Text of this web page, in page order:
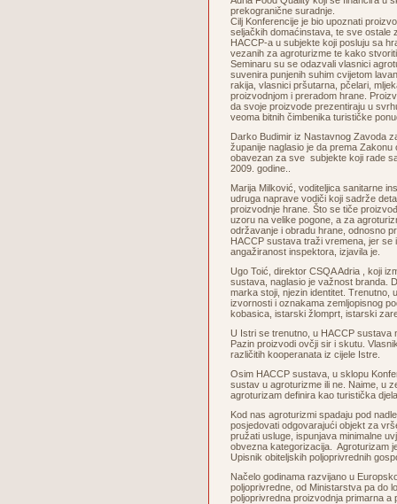
prekogranične suradnje.
Cilj Konferencije je bio upoznati
seljačkih domaćinstava, te sve ostale
HACCP-a u subjekte koji posluju sa
vezanih za agroturizme te kako
Seminaru su se odazvali vlasnici
suvenira punjenih suhim cvijetom
rakija, vlasnici pršutarna, pčelari,
proizvodnjom i preradom hrane.
da svoje proizvode prezentiraju u
veoma bitnih čimbenika turističke
Darko Budimir iz Nastavnog Zavoda
županije naglasio je da prema
obavezan za sve subjekte koji rade
2009. godine..
Marija Milković, voditeljica sanitarne
udruga naprave vodiči koji sadrže
proizvodnje hrane. Što se tiče
uzoru na velike pogone, a za
održavanje i obradu hrane, odnosno
HACCP sustava traži vremena, jer se
angažiranost inspektora, izjavila je.
Ugo Toić, direktor CSQA Adria , koji
sustava, naglasio je važnost branda.
marka stoji, njezin identitet. Trenutno,
izvornosti i oznakama zemljopisnog
kobasica, istarski žlomprt, istarski
U Istri se trenutno, u HACCP sustava
Pazin proizvodi ovčji sir i skutu.
različitih kooperanata iz cijele Istre.
Osim HACCP sustava, u sklopu
sustav u agroturizme ili ne. Naime, u
agroturizam definira kao turistička
Kod nas agroturizmi spadaju pod
posjedovati odgovarajući objekt za
pružati usluge, ispunjava minimalne
obvezna kategorizacija. Agroturizam
Upisnik obiteljskih poljoprivrednih
Načelo godinama razvijano u
poljoprivredne, od Ministarstva pa do
poljoprivredna proizvodnja primarna a